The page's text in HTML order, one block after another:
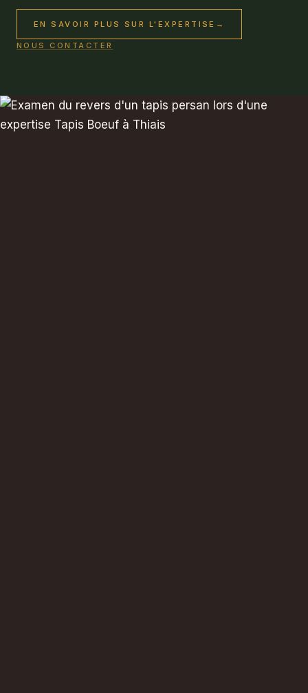
EN SAVOIR PLUS SUR L'EXPERTISE →
NOUS CONTACTER